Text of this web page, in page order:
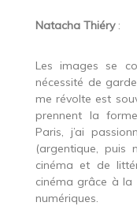
Natacha Thiéry:
Les images se
nécessité de
me révolte est
prennent la
Paris, j’ai
(argentique, puis
cinéma et de
cinéma grâce à la
numériques.